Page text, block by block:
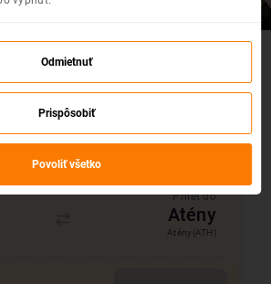
: Gdansk - Atény
leteniek
Prílet do
Atény
Atény (ATH)
Odmietnuť
Prispôsobiť
Povoliť všetko